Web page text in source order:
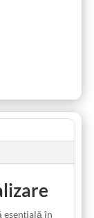
esențială în